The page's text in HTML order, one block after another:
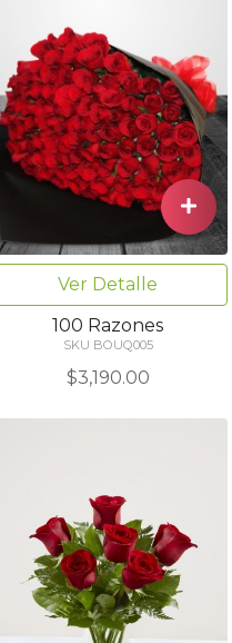
Ver Detalle
100 Razones
SKU BOUQ005
$3,190.00